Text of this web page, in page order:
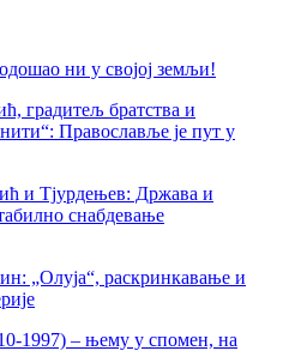
ни у својој земљи!
градитељ братства и
Православље је пут у
и Тјурдењев: Држава и
снабдевање
„Олуја“, раскринкавање и
1997) – њему у спомен, на